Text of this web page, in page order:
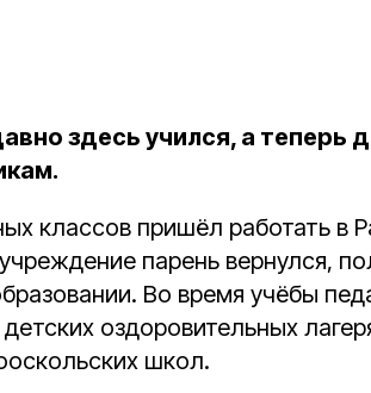
здесь учился, а теперь
классов пришёл работать в
парень вернулся,
Во время учёбы
оздоровительных
школ.